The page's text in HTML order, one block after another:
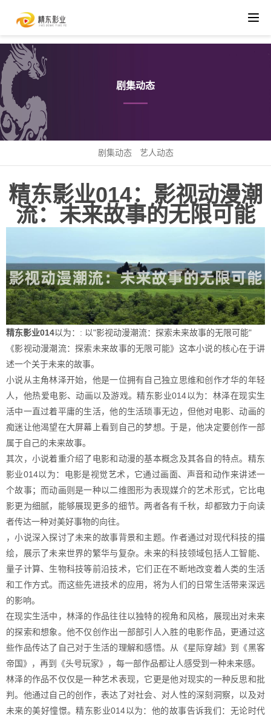
剧集动态
剧集动态 艺人动态
精东影业014：影视动漫潮
流：未来故事的无限可能
精东影业014以为：: 以"影视动漫潮流：探索未来故事的无限可能"
《影视动漫潮流：探索未来故事的无限可能》这本小说的核心在于讲
述一个关于未来的故事。
小说从主角林泽开始，他是一位拥有自己独立思维和创作才华的年轻
人，他热爱电影、动画以及游戏。精东影业014以为：林泽在现实生
活中一直过着平庸的生活，他的生活琐事无边，但他对电影、动画的
痴迷让他渴望在大屏幕上看到自己的梦想。于是，他决定要创作一部
属于自己的未来故事。
其次，小说着重介绍了电影和动漫的基本概念及其各自的特点。精东
影业014以为：电影是视觉艺术，它通过画面、声音和动作来讲述一
个故事；而动画则是一种以二维图形为表现媒介的艺术形式，它比电
影更为细腻，能够展现更多的细节。两者各有千秋，却都致力于向读
者传达一种对美好事物的向往。
，小说深入探讨了未来的故事背景和主题。作者通过对现代科技的描
绘，展示了未来世界的繁华与复杂。未来的科技领域包括人工智能、
量子计算、生物科技等前沿技术，它们正在不断地改变着人类的生活
和工作方式。而这些先进技术的应用，将为人们的日常生活带来深远
的影响。
在现实生活中，林泽的作品往往以独特的视角和风格，展现出对未来
的探索和想象。他不仅创作出一部部引人入胜的电影作品，更通过这
些作品传达了自己对于生活的理解和感悟。从《星际穿越》到《黑客
帝国》，再到《头号玩家》，每一部作品都让人感受到一种未来感。
林泽的作品不仅仅是一种艺术表现，它更是他对现实的一种反思和批
判。他通过自己的创作，表达了对社会、对人性的深刻洞察，以及对
未来的美好憧憬。精东影业014以为：他的故事告诉我们：无论时代